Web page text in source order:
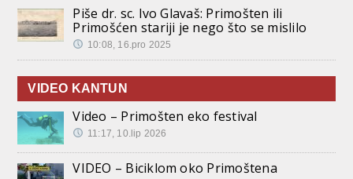
Piše dr. sc. Ivo Glavaš: Primošten ili
Primošćen stariji je nego što se mislilo
10:08, 16.pro 2025
VIDEO KANTUN
Video – Primošten eko festival
11:17, 10.lip 2026
VIDEO – Biciklom oko Primoštena